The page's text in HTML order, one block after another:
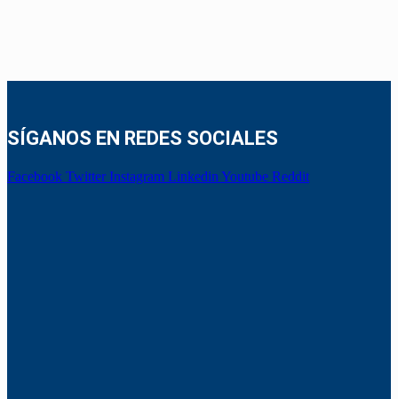
SÍGANOS EN REDES SOCIALES
Facebook Twitter Instagram Linkedin Youtube Reddit